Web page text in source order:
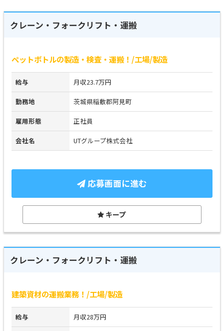
クレーン・フォークリフト・運搬
ペットボトルの製造・検査・運搬！/工場/製造
給与 月収23.7万円
勤務地 茨城県稲敷郡阿見町
雇用形態 正社員
会社名 UTグループ株式会社
応募画面に進む
キープ
クレーン・フォークリフト・運搬
建築資材の運搬業務！/工場/製造
給与 月収28万円